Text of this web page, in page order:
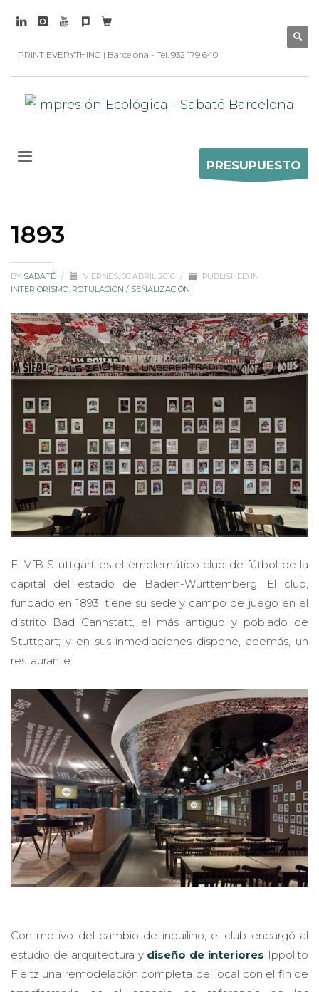
PRINT EVERYTHING | Barcelona - Tel. 932 179 640
PRESUPUESTO
1893
BY SABATÉ / VIERNES, 08 ABRIL 2016 /
PUBLISHED IN
INTERIORISMO, ROTULACIÓN / SEÑALIZACIÓN
El VfB Stuttgart es el emblemático club de fútbol de la
capital del estado de Baden-Württemberg. El club,
fundado en 1893, tiene su sede y campo de juego en el
distrito Bad Cannstatt, el más antiguo y poblado de
Stuttgart; y en sus inmediaciones dispone, además, un
restaurante.
Con motivo del cambio de inquilino, el club encargó al
estudio de arquitectura y diseño de interiores Ippolito
Fleitz una remodelación completa del local con el fin de